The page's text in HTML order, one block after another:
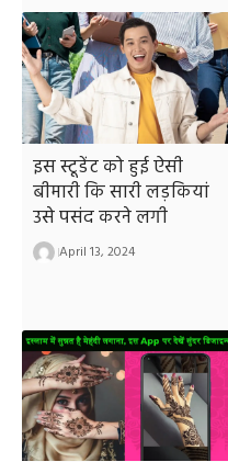
इस स्टूडेंट को हुई ऐसी
बीमारी कि सारी लड़कियां
उसे पसंद करने लगी
April 13, 2024